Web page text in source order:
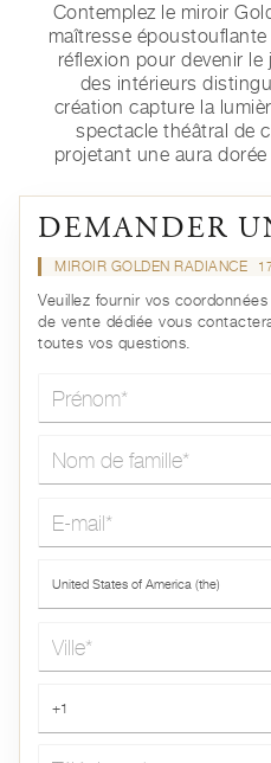
Contemplez le miroir
maîtresse
réflexion pour devenir
des intérieurs
création capture la
spectacle théâtral de
projetant une aura
DEMANDER
MIROIR GOLDEN RADIANCE
Veuillez fournir vos
de vente dédiée vous
toutes vos questions.
United States of America (the)
+1